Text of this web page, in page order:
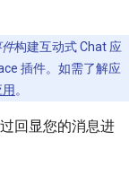
件构建互动式 Chat 应
插件。如需了解应
。
回显您的消息进